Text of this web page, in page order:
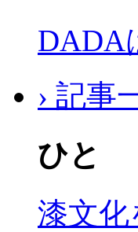
DADA
› 記事
ひと
漆文